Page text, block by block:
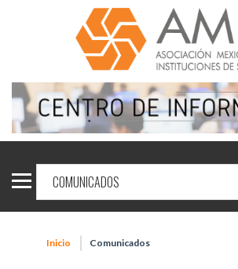
Inicio Comunicados